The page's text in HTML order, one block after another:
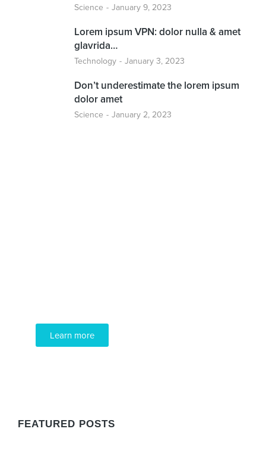
Science January 9, 2023
Lorem ipsum VPN: dolor nulla & amet
glavrida…
Technology January 3, 2023
Don’t underestimate the lorem ipsum
dolor amet
Science January 2, 2023
Learn more
FEATURED POSTS